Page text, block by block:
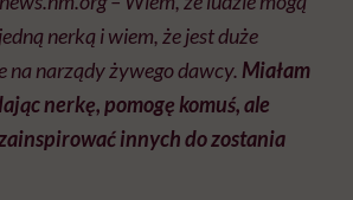
nerką i wiem, że jest duże
na narządy żywego dawcy. Miałam
nerkę, pomogę komuś, ale
innych do zostania